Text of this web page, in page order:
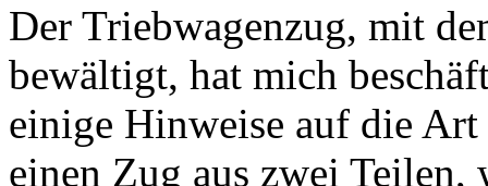
Der Triebwagenzug, mit
bewältigt, hat mich
einige Hinweise auf die Art
einen Zug aus zwei Teilen,